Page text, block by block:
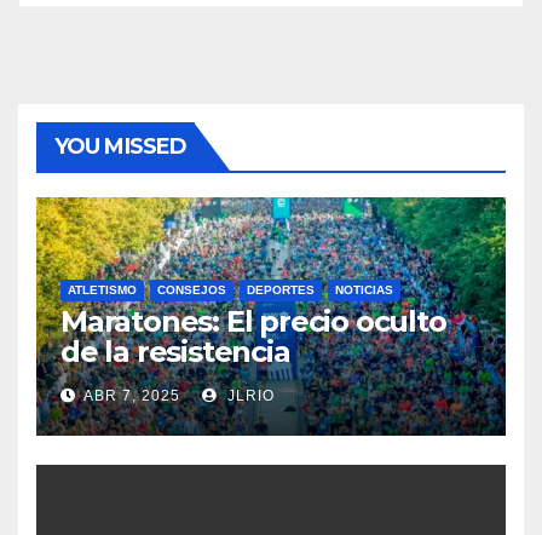
YOU MISSED
ATLETISMO CONSEJOS DEPORTES NOTICIAS
Maratones: El precio oculto
de la resistencia
ABR 7, 2025 JLRIO